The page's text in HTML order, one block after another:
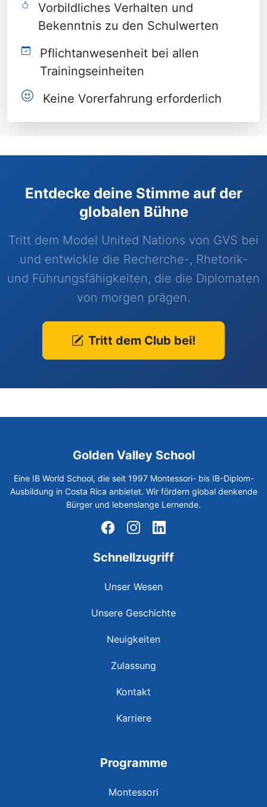
Vorbildliches Verhalten und
Bekenntnis zu den Schulwerten
Pflichtanwesenheit bei allen
Trainingseinheiten
Keine Vorerfahrung erforderlich
Entdecke deine Stimme auf der
globalen Bühne
Tritt dem Model United Nations von GVS bei
und entwickle die Recherche-, Rhetorik-
und Führungsfähigkeiten, die die Diplomaten
von morgen prägen.
Tritt dem Club bei!
Golden Valley School
Eine IB World School, die seit 1997 Montessori- bis IB-Diplom-
Ausbildung in Costa Rica anbietet. Wir fördern global denkende
Bürger und lebenslange Lernende.
Schnellzugriff
Unser Wesen
Unsere Geschichte
Neuigkeiten
Zulassung
Kontakt
Karriere
Programme
Montessori